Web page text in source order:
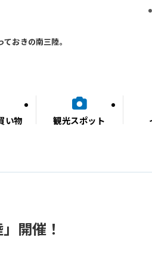
おきの南三陸。
い物 観光スポット
開催！